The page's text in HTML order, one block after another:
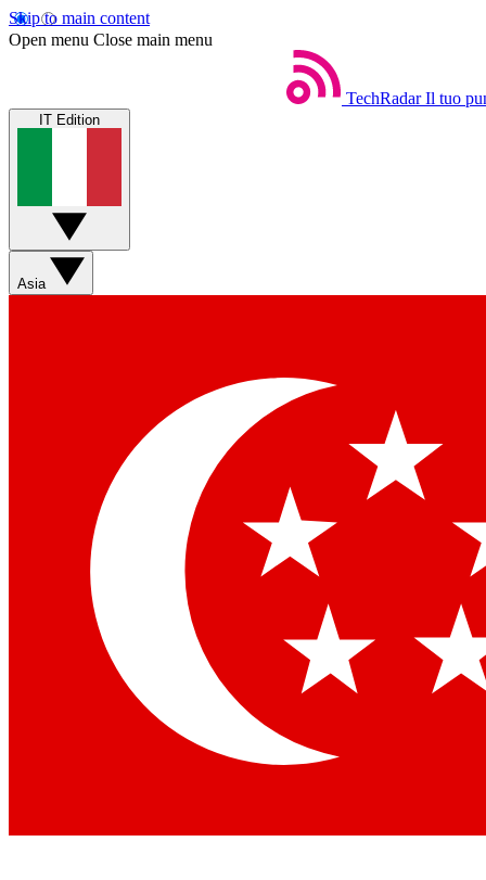
Skip to main content
Open menu Close main menu
TechRadar Il tuo
IT Edition
Asia